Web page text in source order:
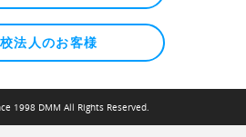
法人のお客様
1998 DMM All Rights Reserved.